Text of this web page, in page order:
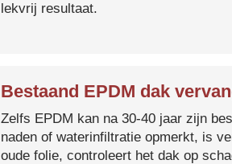
lekvrij resultaat.
Bestaand EPDM dak
Zelfs EPDM kan na 30-40 jaar zijn
naden of waterinfiltratie opmerkt, is
oude folie, controleert het dak op